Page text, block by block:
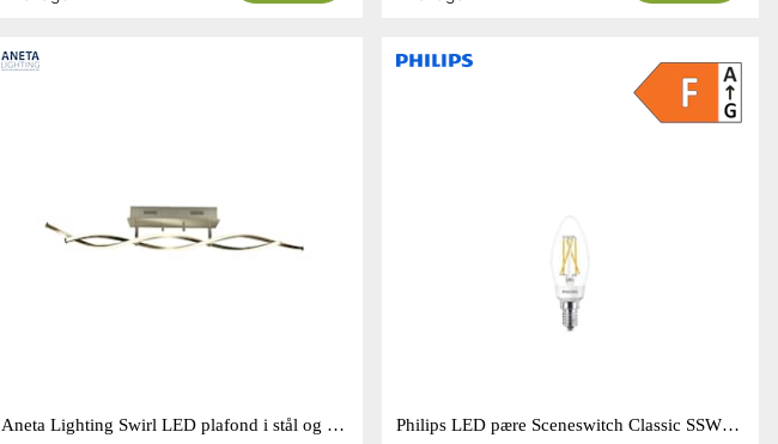
Aneta Lighting Swirl LED plafond i stål og silikone L109 cm Philips LED pære Sceneswitch Classic SSW 40W / 5W E14